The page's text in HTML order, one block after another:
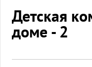
Детская
доме - 2